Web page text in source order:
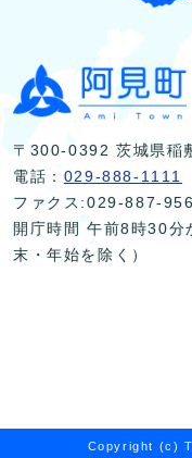
〒300-0392 茨城県稲
電話： 029-888-1111
ファクス:029-887-
開庁時間 午前8時30分
末・年始を除く）
Copyright (c)